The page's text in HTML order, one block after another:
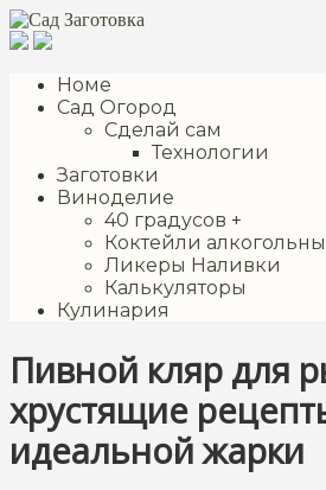
Перейти
к
Номе
Сад Огород
Сделай сам
Технологии
Заготовки
Виноделие
40 градусов +
Коктейли
Ликеры Наливки
Калькуляторы
Кулинария
Пивной кляр для
хрустящие
идеальной жарки